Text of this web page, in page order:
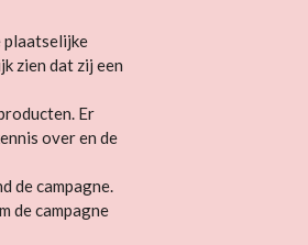
plaatselijke
zien dat zij een
Er
over en de
de campagne.
de campagne